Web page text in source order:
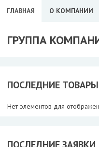
ГЛАВНАЯ О КОМПАНИИ
ГРУППА
ПОСЛЕДНИЕ ТОВАРЫ
Нет элементов для